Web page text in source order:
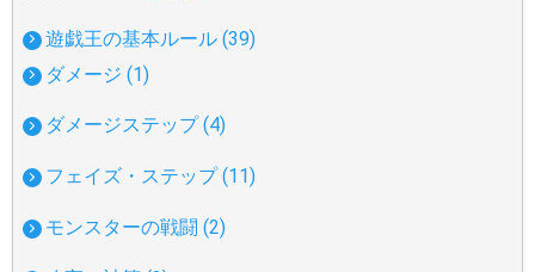
遊戯王の基本ルール (39)
ダメージ (1)
ダメージステップ (4)
フェイズ・ステップ (11)
モンスターの戦闘 (2)